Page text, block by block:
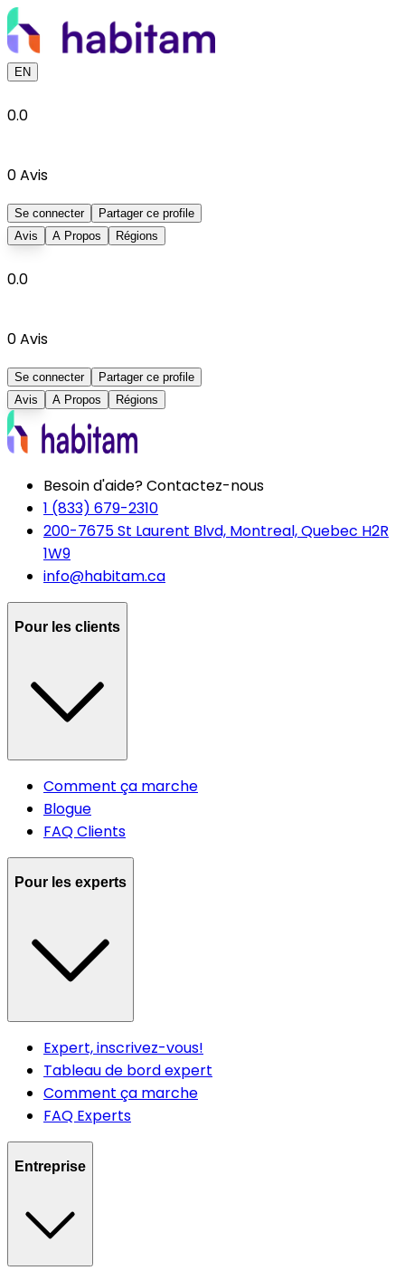
EN
0.0
0Avis
Se connecter
Partager ce profile
Avis
A Propos Régions
0.0
0Avis
Se connecter
Partager ce profile
Avis
A Propos Régions
Besoin d'aide? Contactez-nous
1 (833) 679-2310
200-7675 St Laurent Blvd, Montreal, Quebec H2R
1W9
info@habitam.ca
Pour les clients
Comment ça marche
Blogue
FAQ Clients
Pour les experts
Expert, inscrivez-vous!
Tableau de bord expert
Comment ça marche
FAQ Experts
Entreprise